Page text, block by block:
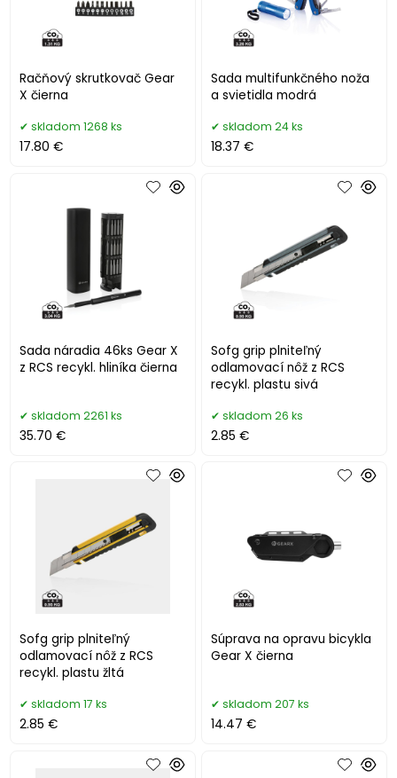
Račňový skrutkovač Gear
X čierna
skladom 1268 ks
17.80 €
Sada multifunkčného noža
a svietidla modrá
skladom 24 ks
18.37 €
Sada náradia 46ks Gear X
z RCS recykl. hliníka čierna
skladom 2261 ks
35.70 €
Sofg grip plniteľný
odlamovací nôž z RCS
recykl. plastu sivá
skladom 26 ks
2.85 €
Sofg grip plniteľný
odlamovací nôž z RCS
recykl. plastu žltá
skladom 17 ks
2.85 €
Súprava na opravu bicykla
Gear X čierna
skladom 207 ks
14.47 €